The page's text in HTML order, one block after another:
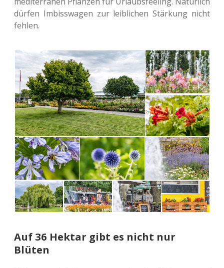
dürfen Imbiss­wa­gen zur leib­li­chen Stär­kung nicht
fehlen.
Auf 36 Hektar gibt es nicht nur
Blüten